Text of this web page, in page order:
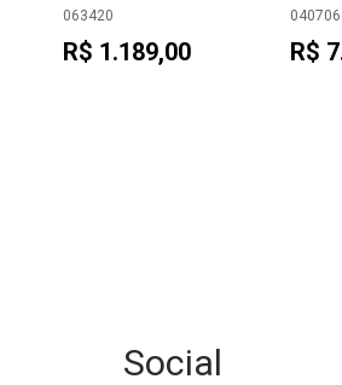
063420
R$ 1.189,00
040706
R$
Social